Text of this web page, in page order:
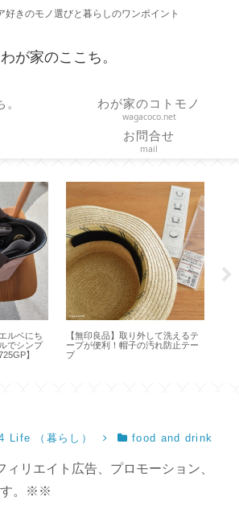
好きのモノ選びと暮らしのワンポイント
わが家のここち。
わが家のコトモノ
wagacoco.net
お問合せ
mail
【無印良品】取り外して洗えるテ
ープが便利！帽子の汚れ防止テー
プ
【 VAKUEN 】
どれ？容器と水
Life （暮らし） food and drink
リエイト広告、プロモーション、
す。※※